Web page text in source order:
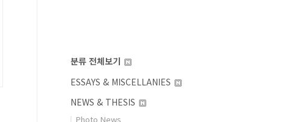
분류 전체보기
ESSAYS & MISCELLANIES
NEWS & THESIS
Photo News